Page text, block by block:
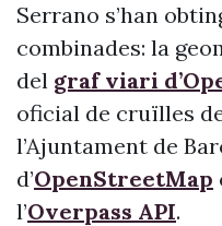
Serrano s’han
combinades: la
del graf viari
oficial de cruïlles
l’Ajuntament de
d’OpenStreetMap
l’Overpass API.